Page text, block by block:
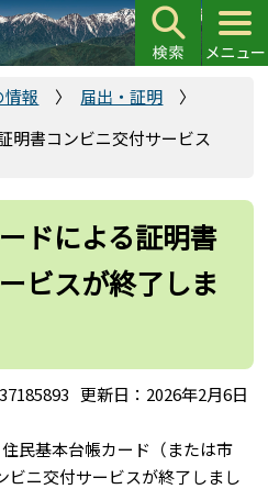
情報
届出・証明
明書コンビニ交付サービス
ドによる証明書
ビスが終了しま
更新日：2026年2月6日
民基本台帳カード（または市
ビニ交付サービスが終了しまし